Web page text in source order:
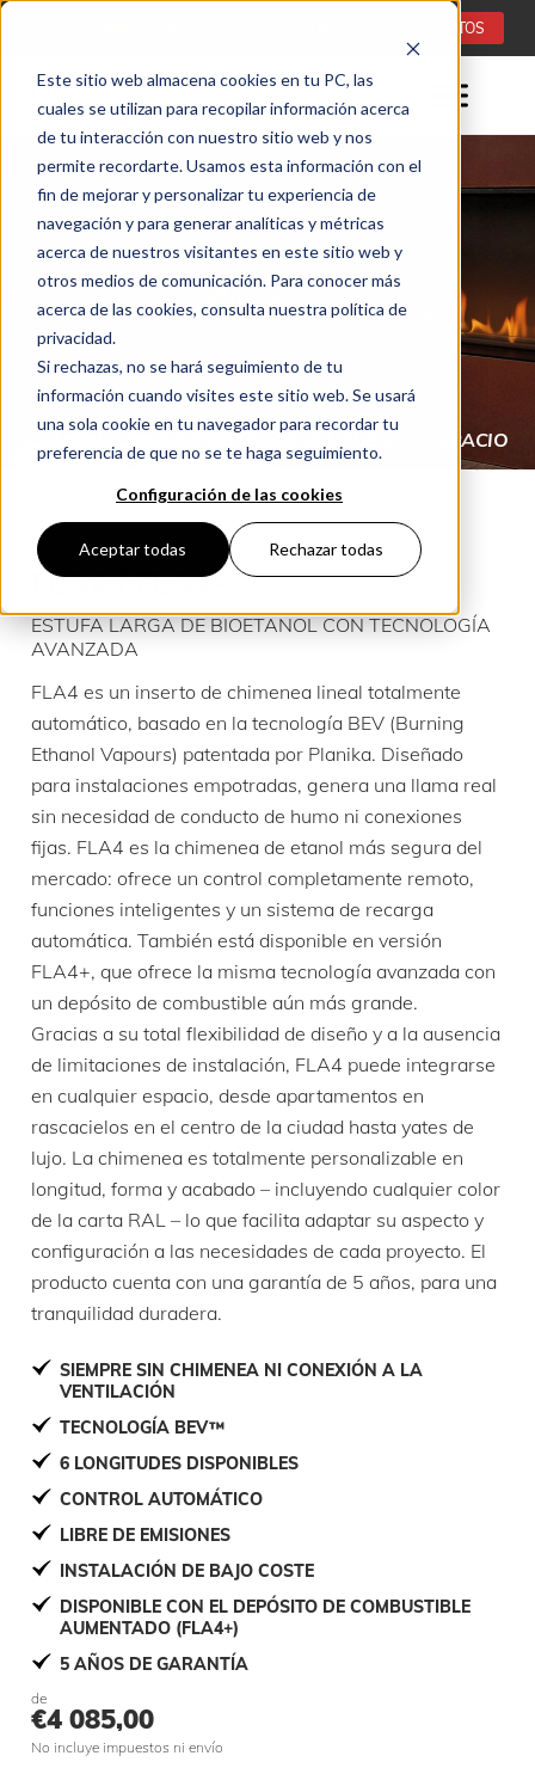
Este sitio web almacena cookies en tu PC, las
cuales se utilizan para recopilar información acerca
de tu interacción con nuestro sitio web y nos
permite recordarte. Usamos esta información con el
fin de mejorar y personalizar tu experiencia de
navegación y para generar analíticas y métricas
acerca de nuestros visitantes en este sitio web y
otros medios de comunicación. Para conocer más
acerca de las cookies, consulta nuestra política de
privacidad.
Si rechazas, no se hará seguimiento de tu
información cuando visites este sitio web. Se usará
una sola cookie en tu navegador para recordar tu
preferencia de que no se te haga seguimiento.
Configuración de las cookies
Aceptar todas Rechazar todas
CONSULTA DE PROYECTOS
COMBINACIONES ILIMITADAS DEL FUEGO Y ESPACIO
CHIMENAS DE BIOETANOL DE INTERIOR (ES) FLA4 / FLA4+ (ES)
FLA4 / FLA4+
ESTUFA LARGA DE BIOETANOL CON TECNOLOGÍA
AVANZADA
FLA4 es un inserto de chimenea lineal totalmente
automático, basado en la tecnología BEV (Burning
Ethanol Vapours) patentada por Planika. Diseñado
para instalaciones empotradas, genera una llama real
sin necesidad de conducto de humo ni conexiones
fijas. FLA4 es la chimenea de etanol más segura del
mercado: ofrece un control completamente remoto,
funciones inteligentes y un sistema de recarga
automática. También está disponible en versión
FLA4+, que ofrece la misma tecnología avanzada con
un depósito de combustible aún más grande.
Gracias a su total flexibilidad de diseño y a la ausencia
de limitaciones de instalación, FLA4 puede integrarse
en cualquier espacio, desde apartamentos en
rascacielos en el centro de la ciudad hasta yates de
lujo. La chimenea es totalmente personalizable en
longitud, forma y acabado – incluyendo cualquier color
de la carta RAL – lo que facilita adaptar su aspecto y
configuración a las necesidades de cada proyecto. El
producto cuenta con una garantía de 5 años, para una
tranquilidad duradera.
SIEMPRE SIN CHIMENEA NI CONEXIÓN A LA
VENTILACIÓN
TECNOLOGÍA BEV™
6 LONGITUDES DISPONIBLES
CONTROL AUTOMÁTICO
LIBRE DE EMISIONES
INSTALACIÓN DE BAJO COSTE
DISPONIBLE CON EL DEPÓSITO DE COMBUSTIBLE
AUMENTADO (FLA4+)
5 AÑOS DE GARANTÍA
de
€4 085,00
No incluye impuestos ni envío